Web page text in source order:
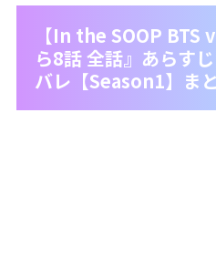
【In the SOOP BTS
ら8話 全話』あらす
バレ【Season1】ま